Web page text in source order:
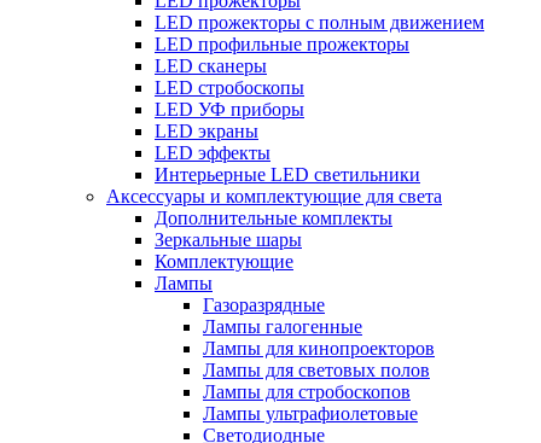
LED прожекторы с полным движением
LED профильные прожекторы
LED сканеры
LED стробоскопы
LED УФ приборы
LED экраны
LED эффекты
Интерьерные LED светильники
Аксессуары и комплектующие для света
Дополнительные комплекты
Зеркальные шары
Комплектующие
Лампы
Газоразрядные
Лампы галогенные
Лампы для кинопроекторов
Лампы для световых полов
Лампы для стробоскопов
Лампы ультрафиолетовые
Светодиодные